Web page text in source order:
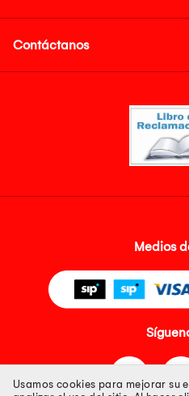
Contáctanos
Medios
Usamos cookies para mejorar su